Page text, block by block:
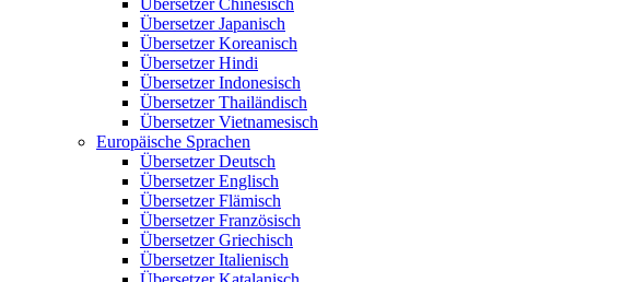
Übersetzer Chinesisch
Übersetzer Japanisch
Übersetzer Koreanisch
Übersetzer Hindi
Übersetzer Indonesisch
Übersetzer Thailändisch
Übersetzer Vietnamesisch
Europäische Sprachen
Übersetzer Deutsch
Übersetzer Englisch
Übersetzer Flämisch
Übersetzer Französisch
Übersetzer Griechisch
Übersetzer Italienisch